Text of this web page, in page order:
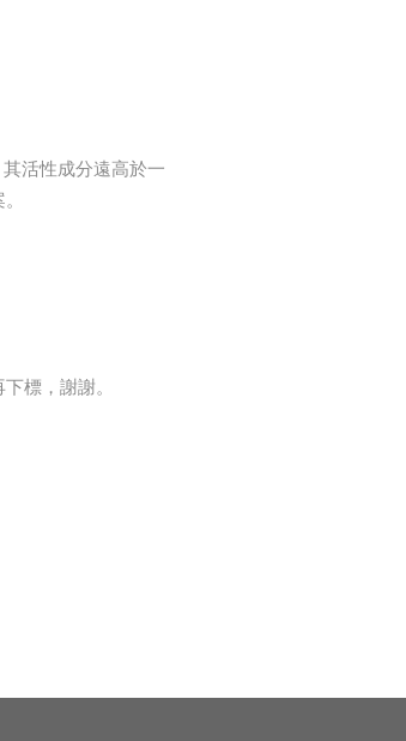
活性成分遠高於一
標，謝謝。